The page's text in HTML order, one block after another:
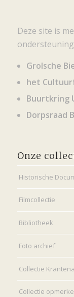
Deze site is
Grolsche
het
Buurtkring
Dorpsraad
Onze
Historische
Filmcollectie
Bibliotheek
Foto archief
Collectie
Collectie